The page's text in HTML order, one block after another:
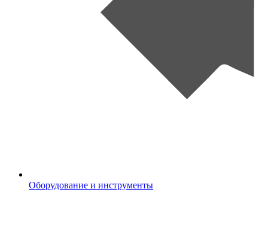
Оборудование и инструменты